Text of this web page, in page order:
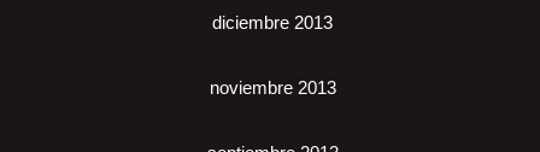
diciembre 2013
noviembre 2013